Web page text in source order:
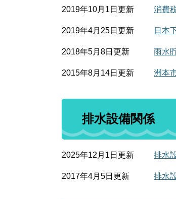
2019年10月1日更新 消費
2019年4月25日更新 日本
2018年5月8日更新 雨水
2015年8月14日更新 洲本
排水設備関係
2025年12月1日更新 排水
2017年4月5日更新 排水